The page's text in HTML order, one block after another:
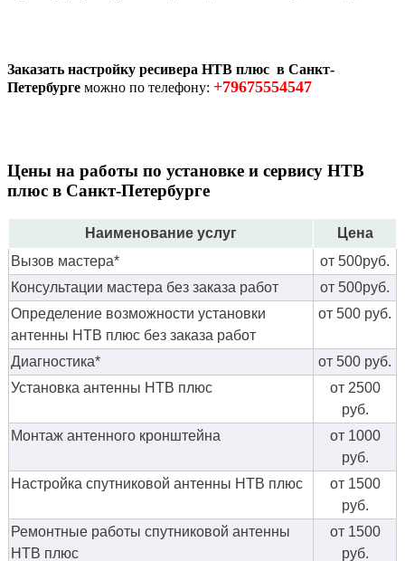
Заказать настройку ресивера НТВ плюс в Санкт-
Петербурге можно по телефону: +79675554547
Цены на работы по установке и сервису НТВ
плюс в Санкт-Петербурге
Наименование услуг
Цена
Вызов мастера*
от 500руб.
Консультации мастера без заказа работ
от 500руб.
Определение возможности установки
антенны НТВ плюс без заказа работ
от 500 руб.
Диагностика*
от 500 руб.
Установка антенны НТВ плюс
от 2500
руб.
Монтаж антенного кронштейна
от 1000
руб.
Настройка спутниковой антенны НТВ плюс
от 1500
руб.
Ремонтные работы спутниковой антенны
НТВ плюс
от 1500
руб.